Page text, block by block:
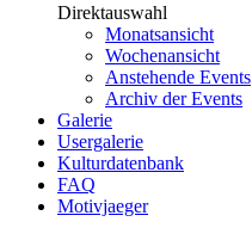
Direktauswahl
Monatsansicht
Wochenansicht
Anstehende Events
Archiv der Events
Galerie
Usergalerie
Kulturdatenbank
FAQ
Motivjaeger